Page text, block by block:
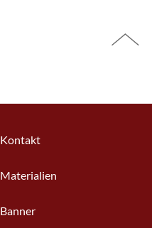
Kontakt
Materialien
Banner